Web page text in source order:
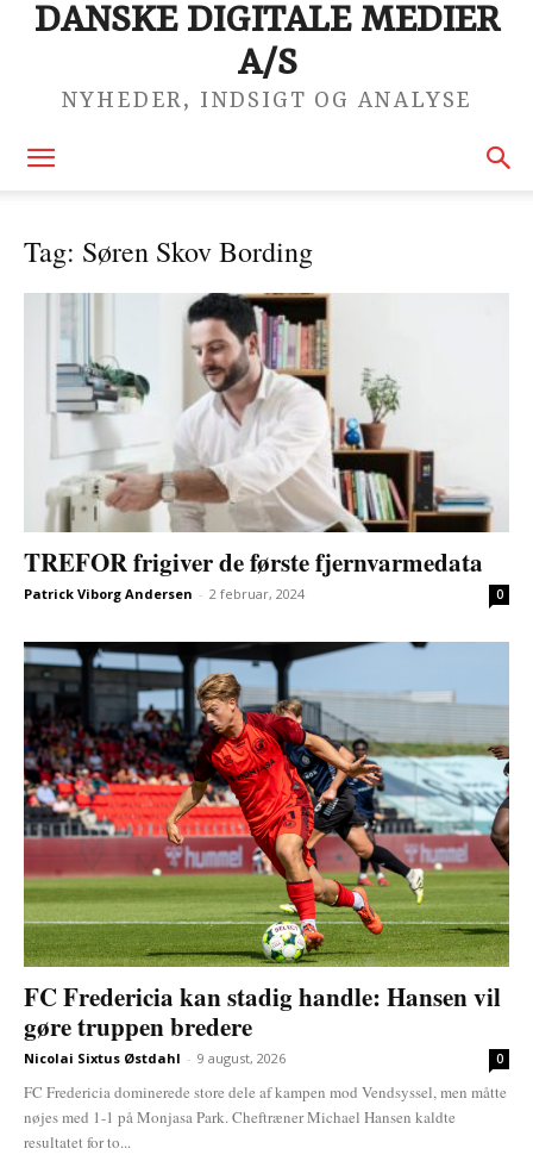
DANSKE DIGITALE MEDIER
A/S
NYHEDER, INDSIGT OG ANALYSE
Tag: Søren Skov Bording
TREFOR frigiver de første fjernvarmedata
Patrick Viborg Andersen - 2 februar, 2024 0
FC Fredericia kan stadig handle: Hansen vil
gøre truppen bredere
Nicolai Sixtus Østdahl - 9 august, 2026 0
FC Fredericia dominerede store dele af kampen mod Vendsyssel, men måtte
nøjes med 1-1 på Monjasa Park. Cheftræner Michael Hansen kaldte
resultatet for to...